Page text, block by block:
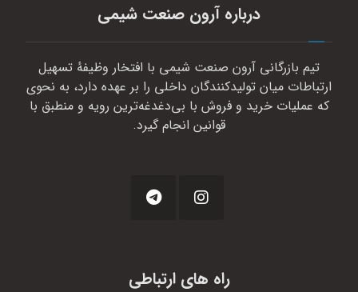
درباره آرون صنعت شیمی
تیم بازرگانی آرون صنعت شیمی با افتخار وظیفهٔ تسهیل
ارتباطات میان تولیدکنندگان داخلی را بر عهده دارد، به نحوی
که عملیات خرید و فروش با بی‌دغدغه‌ترین رویه و منطبق با
قوانین انجام گیرد.
راه های ارتباطی